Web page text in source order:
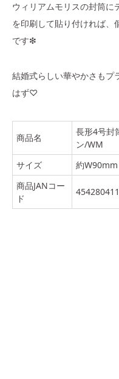
ウィリアムモリスの封筒に
を印刷して貼り付ければ、
です❇︎
結婚式らしい華やかさもプ
はず♡
商品名
長形4号封
ン/WM
サイズ
約
商品JANコー
ド